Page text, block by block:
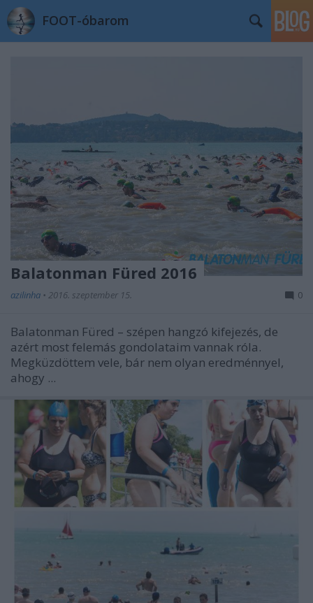
FOOT-óbarom
Balatonman Füred 2016
azilinha • 2016. szeptember 15. 0
Balatonman Füred – szépen hangzó kifejezés, de
azért most felemás gondolataim vannak róla.
Megküzdöttem vele, bár nem olyan eredménnyel,
ahogy ...